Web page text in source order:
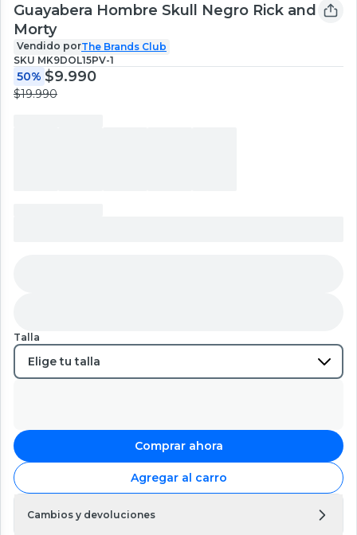
Guayabera Hombre Skull Negro Rick and
Morty
Vendido porThe Brands Club
SKU MK9DOL15PV-1
50% $9.990
$19.990
Talla
Comprar ahora
Agregar al carro
Cambios y devoluciones